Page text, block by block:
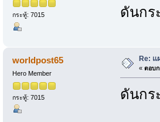
กระทู้: 7015 ดันก
worldpost65
Hero Member
กระทู้: 7015
Re:
« ตอบก
ดันก